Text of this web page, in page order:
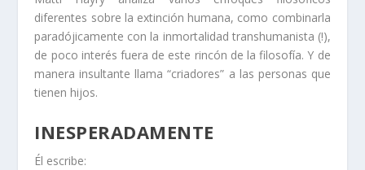
diferentes sobre la extinción humana, como combinarla
paradójicamente con la inmortalidad transhumanista (!),
de poco interés fuera de este rincón de la filosofía. Y de
manera insultante llama “criadores” a las personas que
tienen hijos.
INESPERADAMENTE
Él escribe: